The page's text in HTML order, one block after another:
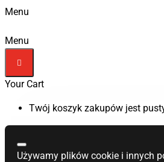
Menu
Menu
Your Cart
Twój koszyk zakupów jest
Używamy plików cookie i innych